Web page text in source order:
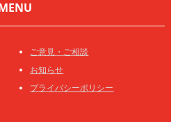
ご意見・ご相談
お知らせ
プライバシーポリシー